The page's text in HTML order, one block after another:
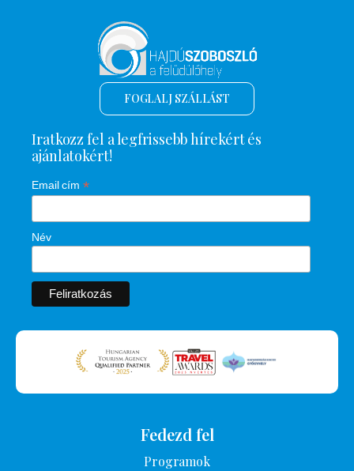
FOGLALJ SZÁLLÁST
Iratkozz fel a legfrissebb hírekért és
ajánlatokért!
Email cím *
Név
Fedezd fel
Programok